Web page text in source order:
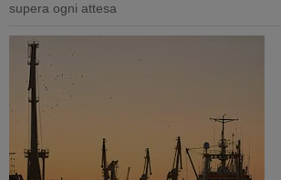
supera ogni attesa